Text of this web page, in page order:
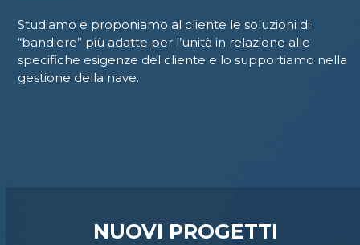
Studiamo e proponiamo al cliente le soluzioni di
“bandiere” più adatte per l’unità in relazione alle
specifiche esigenze del cliente e lo supportiamo nella
gestione della nave.
NUOVI PROGETTI